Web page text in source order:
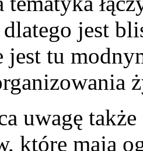
jest
jest tu
uwagę
które mają